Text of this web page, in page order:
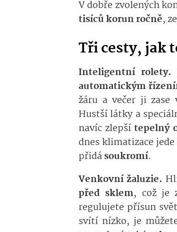
V dobře zvolených
tisíců korun ročně,
Tři cesty, jak
Inteligentní rolety.
automatickým
žáru a večer ji
Hustší látky a
navíc zlepšítepelný
dnes klimatizace
přidásoukromí.
Venkovní žaluzie.
před sklem, což je
regulujete přísun
svítí nízko, je